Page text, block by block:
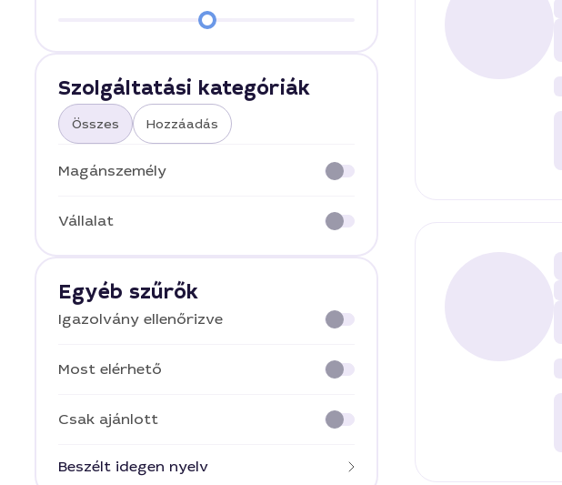
Szolgáltatási kategóriák
Összes Hozzáadás
Magánszemély
Vállalat
Egyéb szűrők
Igazolvány ellenőrizve
Most elérhető
Csak ajánlott
Beszélt idegen nyelv